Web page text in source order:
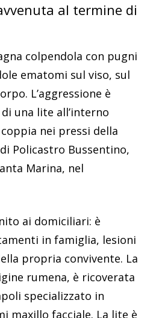
al termine di
colpendola con pugni
ematomi sul viso, sul
L’aggressione è
una lite all’interno
nei pressi della
Policastro Bussentino,
Marina, nel
ai domiciliari: è
in famiglia, lesioni
propria convivente. La
rumena, è ricoverata
specializzato in
maxillo facciale. La lite è